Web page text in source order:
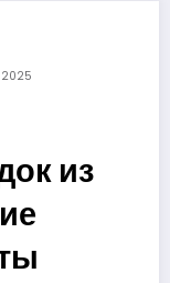
2025
из